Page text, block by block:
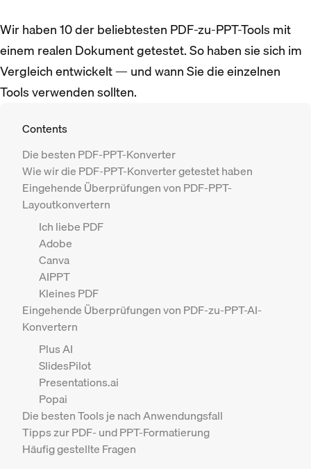
Wir haben 10 der beliebtesten PDF-zu-PPT-Tools mit
einem realen Dokument getestet. So haben sie sich im
Vergleich entwickelt — und wann Sie die einzelnen
Tools verwenden sollten.
Contents
Die besten PDF-PPT-Konverter
Wie wir die PDF-PPT-Konverter getestet haben
Eingehende Überprüfungen von PDF-PPT-
Layoutkonvertern
Ich liebe PDF
Adobe
Canva
AIPPT
Kleines PDF
Eingehende Überprüfungen von PDF-zu-PPT-AI-
Konvertern
Plus AI
SlidesPilot
Presentations.ai
Popai
Die besten Tools je nach Anwendungsfall
Tipps zur PDF- und PPT-Formatierung
Häufig gestellte Fragen